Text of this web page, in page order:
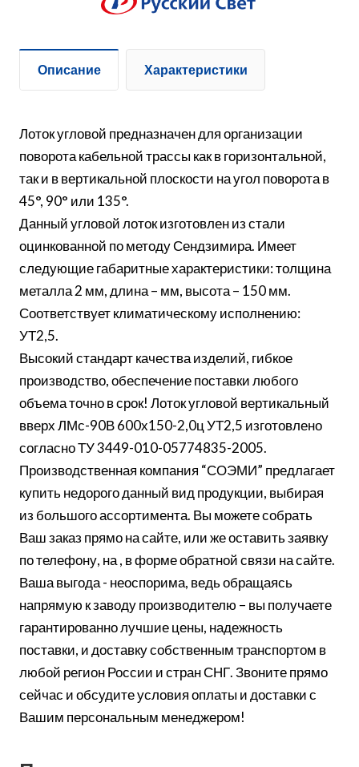
Описание Характеристики
Лоток угловой предназначен для организации
поворота кабельной трассы как в горизонтальной,
так и в вертикальной плоскости на угол поворота в
45°, 90° или 135°.
Данный угловой лоток изготовлен из стали
оцинкованной по методу Сендзимира. Имеет
следующие габаритные характеристики: толщина
металла 2 мм, длина – мм, высота – 150 мм.
Соответствует климатическому исполнению:
УТ2,5.
Высокий стандарт качества изделий, гибкое
производство, обеспечение поставки любого
объема точно в срок! Лоток угловой вертикальный
вверх ЛМс-90В 600х150-2,0ц УТ2,5 изготовлено
согласно ТУ 3449-010-05774835-2005.
Производственная компания “СОЭМИ” предлагает
купить недорого данный вид продукции, выбирая
из большого ассортимента. Вы можете собрать
Ваш заказ прямо на сайте, или же оставить заявку
по телефону, на , в форме обратной связи на сайте.
Ваша выгода - неоспорима, ведь обращаясь
напрямую к заводу производителю – вы получаете
гарантированно лучшие цены, надежность
поставки, и доставку собственным транспортом в
любой регион России и стран СНГ. Звоните прямо
сейчас и обсудите условия оплаты и доставки с
Вашим персональным менеджером!